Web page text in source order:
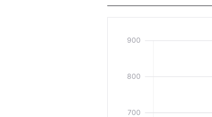
900
800
700